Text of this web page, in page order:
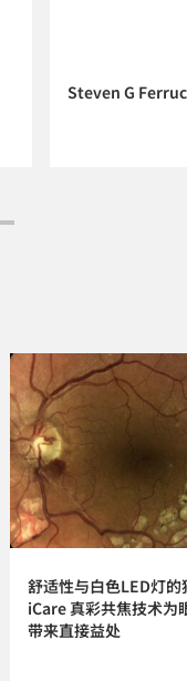
Steven G
舒适性与白色LED灯的
iCare 真彩共焦技术为
带来直接益处